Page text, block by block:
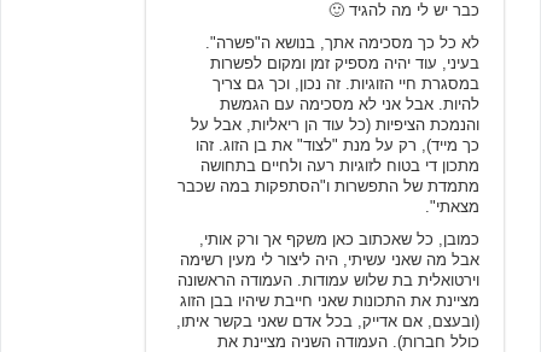
כבר יש לי מה להגיד 🙂
לא כל כך מסכימה אתך, בנושא ה"פשרה".
בעיני, עוד יהיה מספיק זמן ומקום לפשרות
במסגרת חיי הזוגיות. זה נכון, וכך גם צריך
להיות. אבל אני לא מסכימה עם הגמשת
והנמכת הציפיות (כל עוד הן ריאליות, אבל על
כך מייד), רק על מנת "לצוד" את בן הזוג. זהו
מתכון די בטוח לזוגיות רעה ולחיים בתחושה
מתמדת של התפשרות ו"הסתפקות במה שכבר
מצאתי".
כמובן, כל שאכתוב כאן משקף אך ורק אותי,
אבל מה שאני עשיתי, היה ליצור לי מעין רשימה
וירטואלית בת שלוש עמודות. העמודה הראשונה
מציינת את התכונות שאני חייבת שיהיו בבן הזוג
(ובעצם, אם אדייק, בכל אדם שאני בקשר איתו,
כולל חברות). העמודה השניה מציינת את